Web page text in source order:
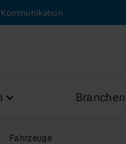
Branchen
Fahrzeuge